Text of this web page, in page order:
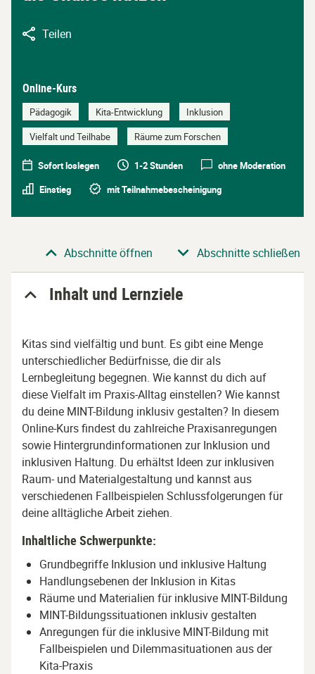
Teilen
Online-Kurs
Pädagogik Kita-Entwicklung
Inklusion
Vielfalt und Teilhabe
Räume zum Forschen
Sofort loslegen 1-2 Stunden
ohne Moderation
Einstieg
mit Teilnahmebescheinigung
AbschnittAbschnitte öffnen Abschnitte schließen
Inhalt und Lernziele
Kitas sind vielfältig und bunt. Es gibt eine Menge
unterschiedlicher Bedürfnisse, die dir als
Lernbegleitung begegnen. Wie kannst du dich auf
diese Vielfalt im Praxis-Alltag einstellen? Wie kannst
du deine MINT-Bildung inklusiv gestalten? In diesem
Online-Kurs findest du zahlreiche Praxisanregungen
sowie Hintergrundinformationen zur Inklusion und
inklusiven Haltung. Du erhältst Ideen zur inklusiven
Raum- und Materialgestaltung und kannst aus
verschiedenen Fallbeispielen Schlussfolgerungen für
deine alltägliche Arbeit ziehen.
Inhaltliche Schwerpunkte:
Grundbegriffe Inklusion und inklusive Haltung
Handlungsebenen der Inklusion in Kitas
Räume und Materialien für inklusive MINT-Bildung
MINT-Bildungssituationen inklusiv gestalten
Anregungen für die inklusive MINT-Bildung mit
Fallbeispielen und Dilemmasituationen aus der
Kita-Praxis